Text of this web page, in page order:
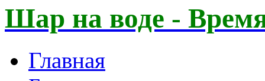
Шар на воде -
Главная